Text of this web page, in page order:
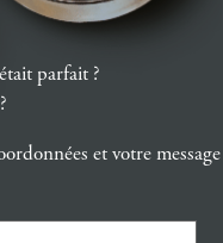
parfait ?
et votre message